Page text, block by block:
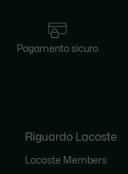
Pagamento sicuro
Riguardo Lacoste
Lacoste Members